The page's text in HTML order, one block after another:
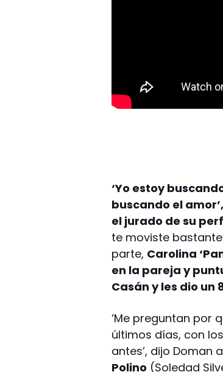
‘Yo estoy
buscando el amor’,
el jurado de su
te moviste
parte, Carolina
en la pareja y
Casán y les dio un
‘Me preguntan por
últimos días, con
antes’, dijo Doman
Polino (Soledad